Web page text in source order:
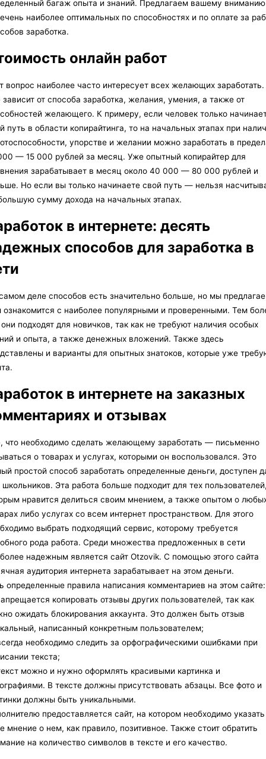
багаж опыта и знаний. Предлагаем вашему вниманию
наиболее оптимальных по способностях и по оплате за
заработка.
онлайн работ
вопрос наиболее часто интересует всех желающих заработать.
зависит от способа заработка, желания, умения, а также от
желающего. К примеру, если человек только
путь в области копирайтинга, то на начальных этапах при
упорстве и желании можно заработать в
— 15 000 рублей за месяц. Уже опытный копирайтер для
зарабатывает в месяц около 40 000 — 80 000 рублей и
Но если вы только начинаете свой путь — нельзя
сумму дохода на начальных этапах.
в интернете: десять
способов для заработка в
деле способов есть значительно больше, но мы
ознакомится с наиболее популярными и проверенными. Тем
они подходят для новичков, так как не требуют наличия особых
и опыта, а также денежных вложений. Также здесь
и варианты для опытных знатоков, которые уже
в интернете на заказных
и отзывах
что необходимо сделать желающему заработать — письменно
о товарах и услугах, которыми он воспользовался. Это
простой способ заработать определенные деньги, доступен
школьников. Эта работа больше подходит для тех
нравится делиться своим мнением, а также опытом о
либо услугах со всем интернет пространством. Для этого
выбрать подходящий сервис, которому требуется
рода работа. Среди множества предложенных в сети
надежным является сайт Otzovik. С помощью этого сайта
аудитория интернета зарабатывает на этом деньги.
определенные правила написания комментариев на этом сайте:
копировать отзывы других пользователей, так как
ожидать блокирования аккаунта. Это должен быть отзыв
написанный конкретным пользователем;
необходимо следить за орфографическими ошибками при
текста;
можно и нужно оформлять красивыми картинка и
В тексте должны присутствовать абзацы. Все фото и
должны быть уникальными.
предоставляется сайт, на котором необходимо указать
мнение о нем, как правило, позитивное. Также стоит обратить
на количество символов в тексте и его качество.